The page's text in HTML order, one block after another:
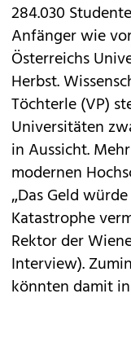
284.030
Anfänger wie
Österreichs
Herbst.
Töchterle (VP)
Universitäten
in Aussicht.
modernen
„Das Geld
Katastrophe
Rektor der
Interview).
könnten damit